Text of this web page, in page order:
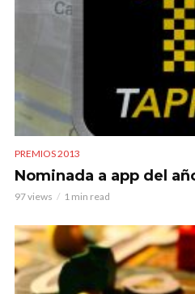
PREMIOS 2013
Nominada a app del
97 views 1 min read